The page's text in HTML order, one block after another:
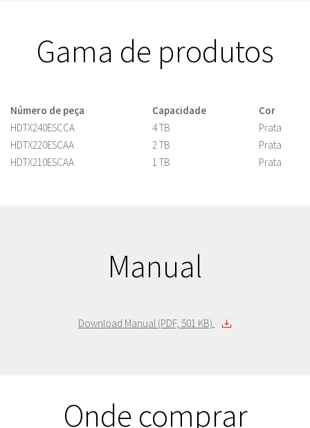
Gama de produtos
Número de peça Capacidade
Cor
HDTX240ESCCA
4 TB
Prata
HDTX220ESCAA
2 TB
Prata
HDTX210ESCAA
1 TB Prata
Manual
Download Manual (PDF, 501 KB)
Onde comprar